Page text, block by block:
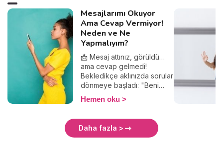
Mesajlarımı Okuyor
Ama Cevap Vermiyor!
Neden ve Ne
Yapmalıyım?
📩 Mesaj attınız, görüldü…
ama cevap gelmedi!
Bekledikçe aklınızda sorular
dönmeye başladı: "Beni
görmezden mi geliyor?",
"Yanlış bir şey mi
muyum?". Merak etmeyin,
yalnız değilsiniz! Bu yazıda
Hemen oku
Daha fazla >